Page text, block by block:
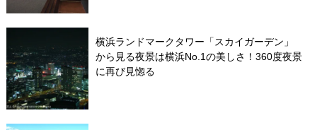
横浜ランドマークタワー「スカイガーデン」
から見る夜景は横浜No.1の美しさ！360度夜景
に再び見惚る